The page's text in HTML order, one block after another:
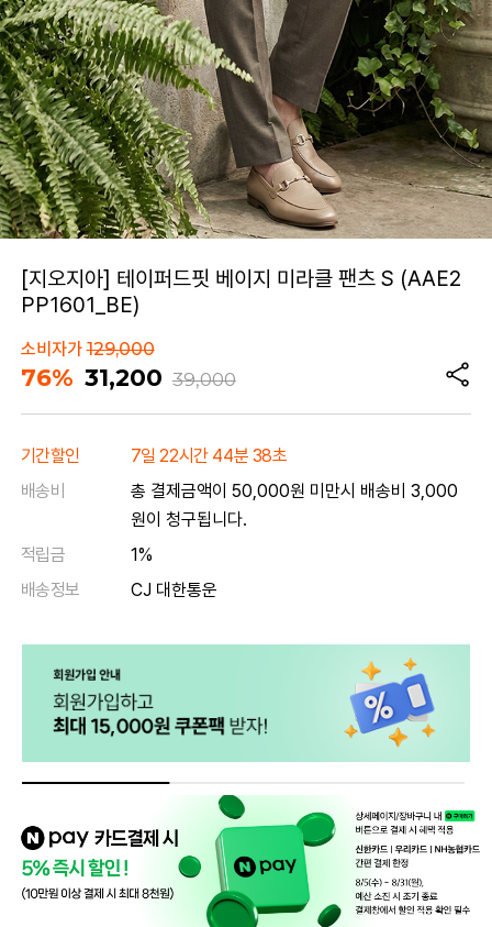
[지오지아] 테이퍼드핏 베이지 미라클 팬츠 S (AAE2
PP1601_BE)
소비자가129,000
76% 31,200 39,000
기간할인
7일 22시간 44분 38초
배송비
총 결제금액이 50,000원 미만시 배송비 3,000
원이 청구됩니다.
적립금
1%
배송정보
CJ 대한통운